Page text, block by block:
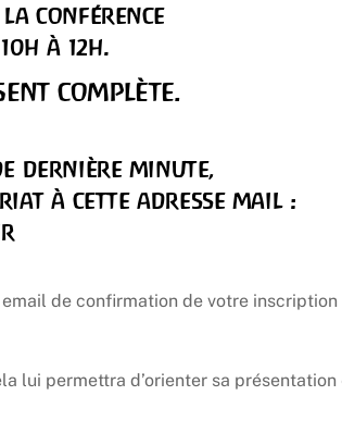
conférence
à 12h.
complète.
dernière minute,
à cette adresse mail :
de confirmation de votre inscription
lui permettra d’orienter sa présentation